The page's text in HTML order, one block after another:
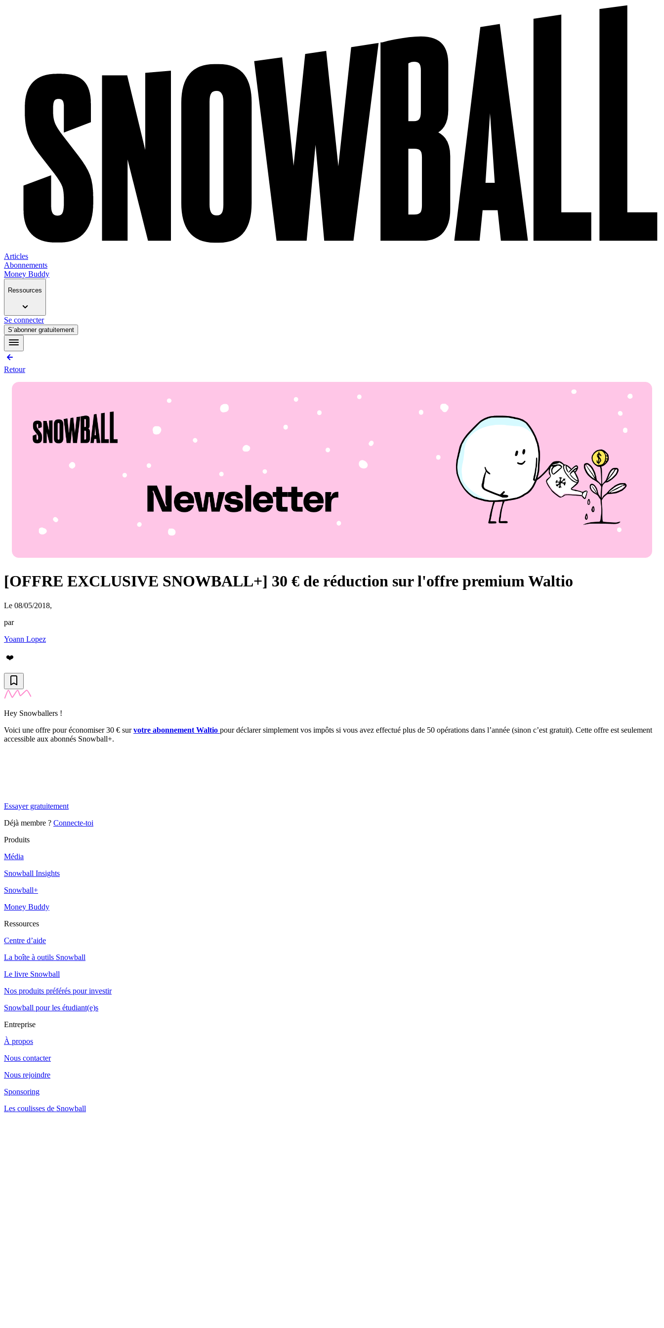
Articles
Abonnements
Money Buddy
Ressources
Se connecter
S’abonner gratuitement
Retour
[OFFRE EXCLUSIVE SNOWBALL+] 30 € de réduction sur l'offre premium Waltio
Le 08/05/2018,
par
Yoann Lopez
❤️
Hey Snowballers !
Voici une offre pour économiser 30 € survotre abonnement Waltio pour déclarer simplement vos impôts si vous avez effectué plus de 50 opérations dans l’année (sinon c’est gratuit). Cette offre est seulement
accessible aux abonnés Snowball+.
Essayer gratuitement
Déjà membre ? Connecte-toi
Produits
Média
Snowball Insights
Snowball+
Money Buddy
Ressources
Centre d’aide
La boîte à outils Snowball
Le livre Snowball
Nos produits préférés pour investir
Snowball pour les étudiant(e)s
Entreprise
À propos
Nous contacter
Nous rejoindre
Sponsoring
Les coulisses de Snowball